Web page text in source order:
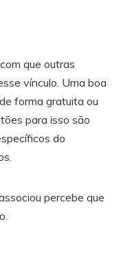
que outras
vínculo. Uma boa
forma gratuita ou
para isso são
do
percebe que